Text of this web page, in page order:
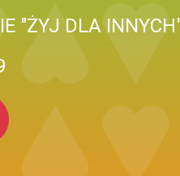
"ŻYJ DLA